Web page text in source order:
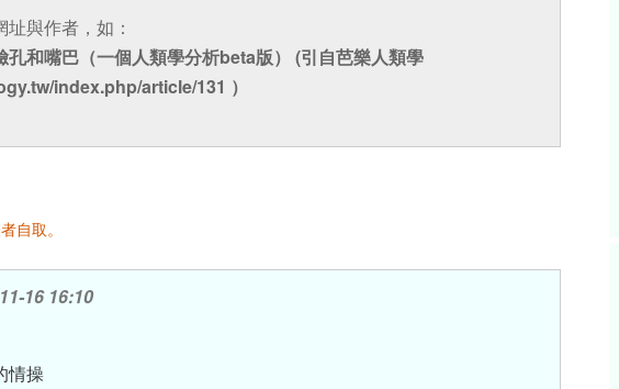
與作者，如：
和嘴巴（一個人類學分析beta版） (引自芭樂人類學
index.php/article/131 ）
自取。
16 16:10
情操